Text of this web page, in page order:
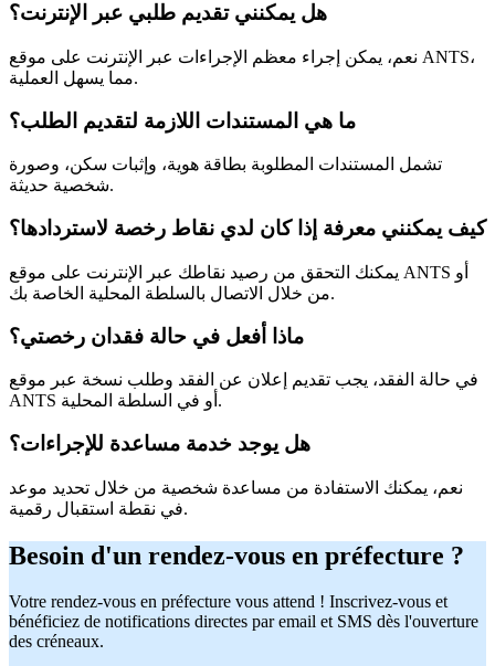
هل يمكنني تقديم طلبي عبر الإنترنت؟
نعم، يمكن إجراء معظم الإجراءات عبر الإنترنت على موقع ANTS،
مما يسهل العملية.
ما هي المستندات اللازمة لتقديم الطلب؟
تشمل المستندات المطلوبة بطاقة هوية، وإثبات سكن، وصورة
شخصية حديثة.
كيف يمكنني معرفة إذا كان لدي نقاط رخصة لاستردادها؟
يمكنك التحقق من رصيد نقاطك عبر الإنترنت على موقع ANTS أو
من خلال الاتصال بالسلطة المحلية الخاصة بك.
ماذا أفعل في حالة فقدان رخصتي؟
في حالة الفقد، يجب تقديم إعلان عن الفقد وطلب نسخة عبر موقع
ANTS أو في السلطة المحلية.
هل يوجد خدمة مساعدة للإجراءات؟
نعم، يمكنك الاستفادة من مساعدة شخصية من خلال تحديد موعد
في نقطة استقبال رقمية.
Besoin d'un rendez-vous en préfecture ?
Votre rendez-vous en préfecture vous attend ! Inscrivez-vous et
bénéficiez de notifications directes par email et SMS dès l'ouverture
des créneaux.